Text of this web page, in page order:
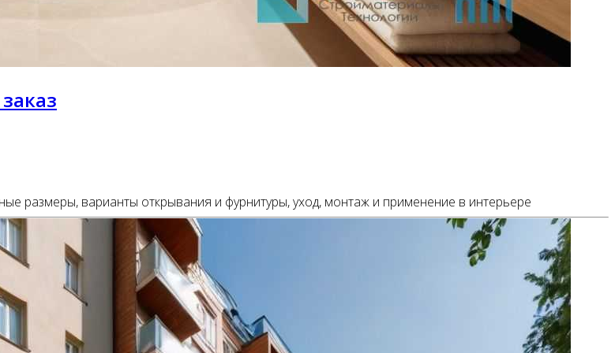
размеры, варианты открывания и фурнитуры, уход, монтаж и применение в интерьере